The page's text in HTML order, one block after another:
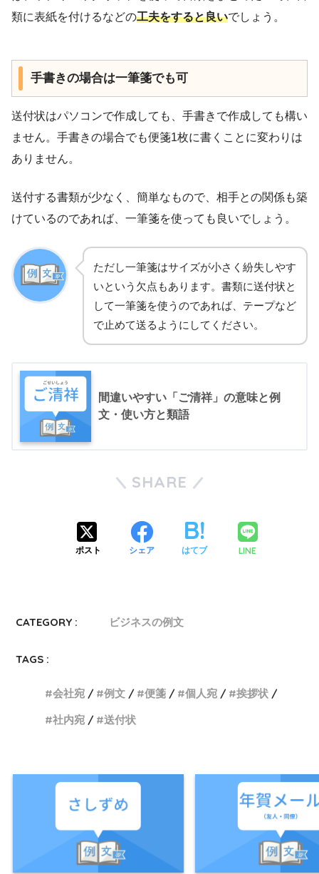
類に表紙を付けるなどの工夫をすると良いでしょう。
手書きの場合は一筆箋でも可
送付状はパソコンで作成しても、手書きで作成しても構い
ません。手書きの場合でも便箋1枚に書くことに変わりは
ありません。
送付する書類が少なく、簡単なもので、相手との関係も築
けているのであれば、一筆箋を使っても良いでしょう。
ただし一筆箋はサイズが小さく紛失しやす
いという欠点もあります。書類に送付状と
して一筆箋を使うのであれば、テープなど
で止めて送るようにしてください。
間違いやすい「ご清祥」の意味と例
文・使い方と類語
SHARE
ポスト シェア はてブ LINE
CATEGORY : ビジネスの例文
TAGS :
会社宛 例文 便箋 個人宛
挨拶状
社内宛
送付状